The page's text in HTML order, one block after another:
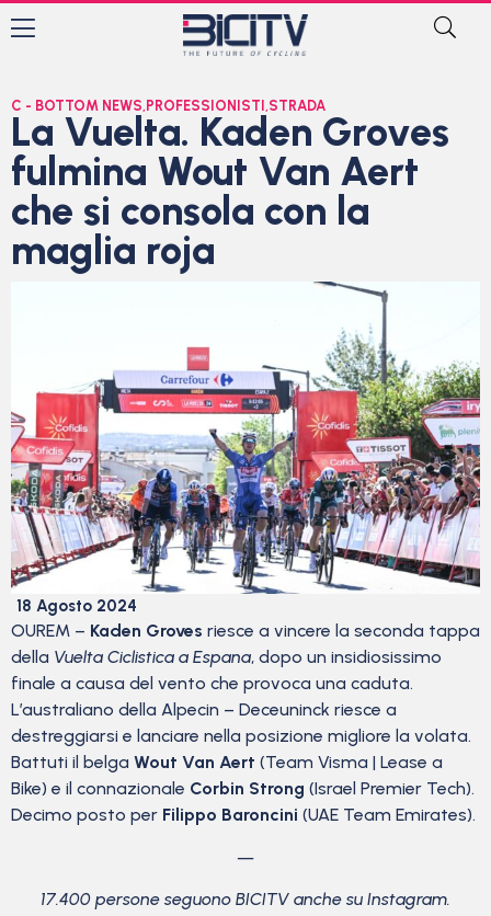
C - BOTTOM NEWS, PROFESSIONISTI ,STRADA
La Vuelta. Kaden Groves
fulmina Wout Van Aert
che si consola con la
maglia roja
18 Agosto 2024
OUREM – Kaden Groves riesce a vincere la seconda tappa
della Vuelta Ciclistica a Espana, dopo un insidiosissimo
finale a causa del vento che provoca una caduta.
L’australiano della Alpecin – Deceuninck riesce a
destreggiarsi e lanciare nella posizione migliore la volata.
Battuti il belga Wout Van Aert (Team Visma | Lease a
Bike) e il connazionale Corbin Strong (Israel Premier Tech).
Decimo posto per Filippo Baroncini (UAE Team Emirates).
—
17.400 persone seguono BICITV anche su Instagram.